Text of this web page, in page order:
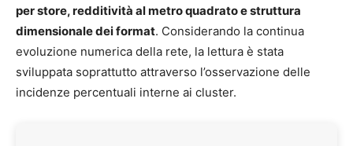
per store, redditività al metro quadrato e struttura
dimensionale dei format. Considerando la continua
evoluzione numerica della rete, la lettura è stata
sviluppata soprattutto attraverso l’osservazione delle
incidenze percentuali interne ai cluster.